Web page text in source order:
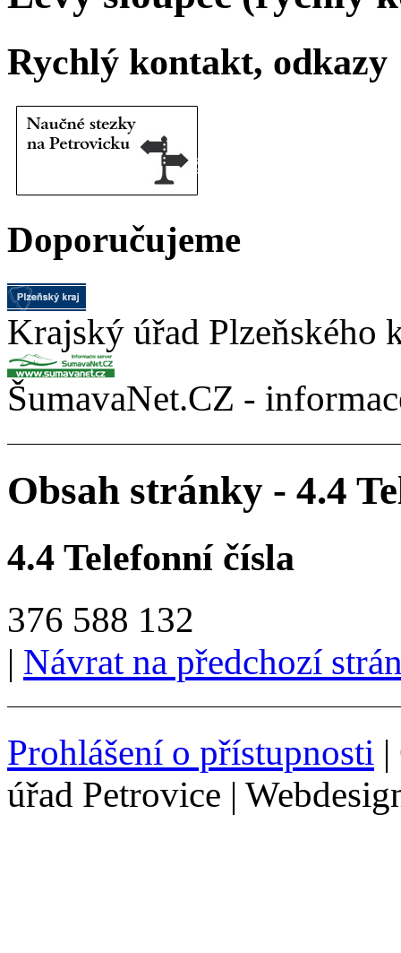
Rychlý kontakt, odkazy
Doporučujeme
Krajský úřad Plzeňského
ŠumavaNet.CZ -
Obsah stránky - 4.4
4.4 Telefonní čísla
376 588 132
| Návrat na předchozí
Prohlášení o přístupnosti
úřad Petrovice |